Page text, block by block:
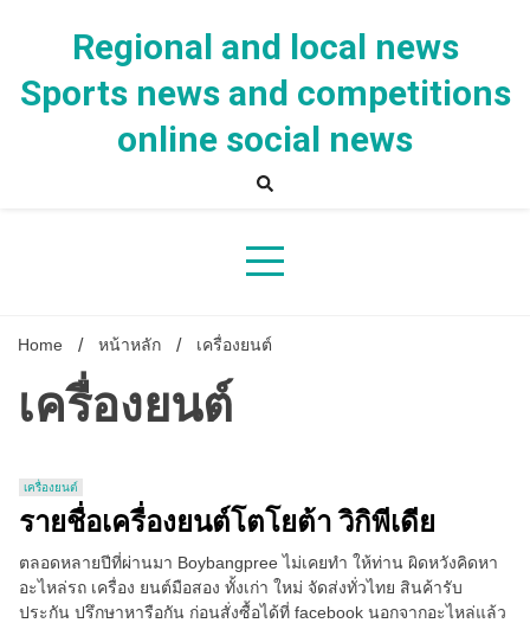
Regional and local news
Sports news and competitions
online social news
Home หน้าหลัก เครื่องยนต์
เครื่องยนต์
เครื่องยนต์
รายชื่อเครื่องยนต์โตโยต้า วิกิพีเดีย
ตลอดหลายปีที่ผ่านมา Boybangpree ไม่เคยทำ ให้ท่าน ผิดหวังคิดหา
อะไหล่รถ เครื่อง ยนต์มือสอง ทั้งเก่า ใหม่ จัดส่งทั่วไทย สินค้ารับ
ประกัน ปรึกษาหารือกัน ก่อนสั่งซื้อได้ที่ facebook นอกจากอะไหล่แล้ว